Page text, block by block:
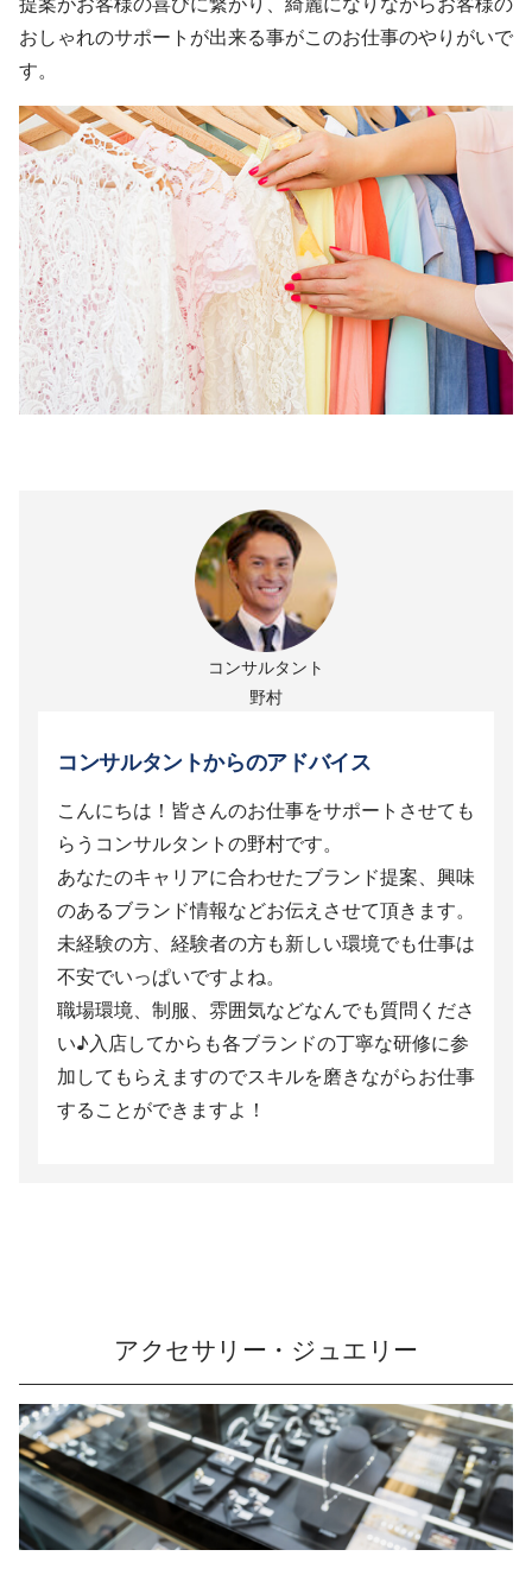
おしゃれのサポートが出来る事がこのお仕事のやりがいで
す。
コンサルタント
野村
コンサルタントからのアドバイス
こんにちは！皆さんのお仕事をサポートさせても
らうコンサルタントの野村です。
あなたのキャリアに合わせたブランド提案、興味
のあるブランド情報などお伝えさせて頂きます。
未経験の方、経験者の方も新しい環境でも仕事は
不安でいっぱいですよね。
職場環境、制服、雰囲気などなんでも質問くださ
い♪入店してからも各ブランドの丁寧な研修に参
加してもらえますのでスキルを磨きながらお仕事
することができますよ！
アクセサリー・ジュエリー